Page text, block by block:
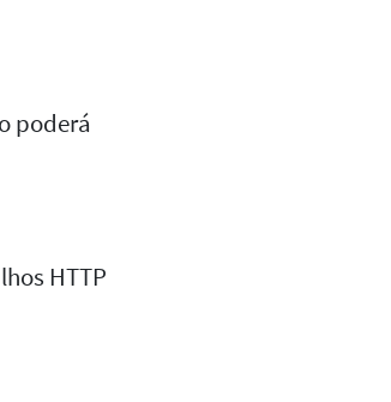
poderá
HTTP